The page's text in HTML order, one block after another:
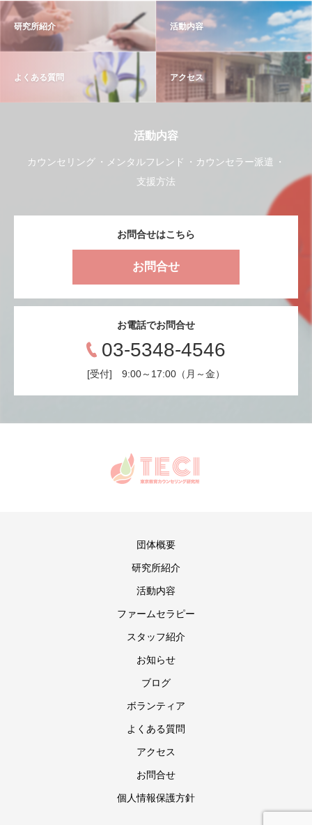
研究所紹介 活動内容
よくある質問 アクセス
活動内容
カウンセリング メンタルフレンド
カウンセラー派遣
支援方法
お問合せはこちら
お問合せ
お電話でお問合せ
03-5348-4546
[受付] 9:00～17:00（月～金）
団体概要
研究所紹介
活動内容
ファームセラピー
スタッフ紹介
お知らせ
ブログ
ボランティア
よくある質問
アクセス
お問合せ
個人情報保護方針